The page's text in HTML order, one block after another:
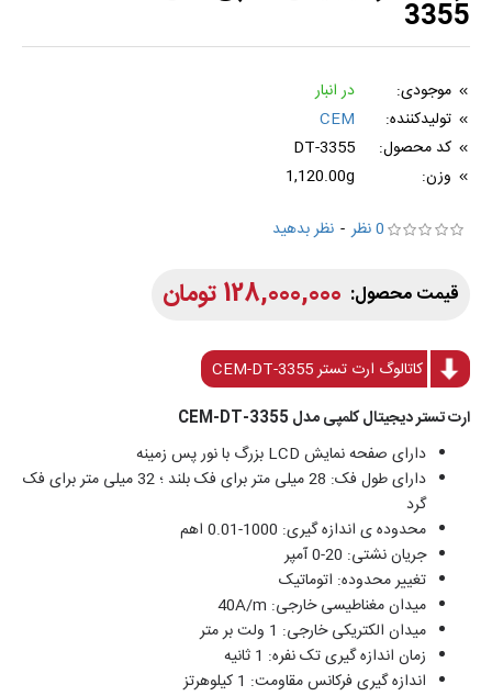
3355
موجودی:
در انبار
تولیدکننده:
CEM
کد محصول:
DT-3355
وزن:
1,120.00g
0 نظر
- نظر بدهید
128,000,000 تومان
ارت تستر دیجیتال کلمپی مدل CEM-DT-3355
دارای صفحه نمایش LCD بزرگ با نور پس زمینه
دارای طول فک: 28 میلی متر برای فک بلند ؛ 32 میلی متر برای فک
گرد
محدوده ی اندازه گیری: 1000-0.01 اهم
جریان نشتی: 20-0 آمپر
تغییر محدوده: اتوماتیک
میدان مغناطیسی خارجی: 40A/m
میدان الکتریکی خارجی: 1 ولت بر متر
زمان اندازه گیری تک نفره: 1 ثانیه
اندازه گیری فرکانس مقاومت: 1 کیلوهرتز
کاتالوگ ارت تستر CEM-DT-3355